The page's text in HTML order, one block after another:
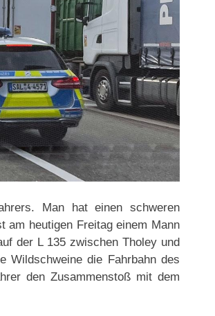
Man hat einen schweren
am heutigen Freitag einem Mann
der L 135 zwischen Tholey und
Wildschweine die Fahrbahn des
den Zusammenstoß mit dem